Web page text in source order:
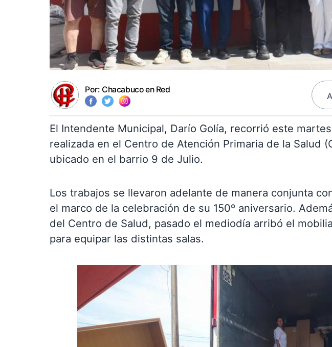
Por: Chacabuco en Red
El Intendente Municipal, Darío Golía, recorrió este
realizada en el Centro de Atención Primaria de la Salud
ubicado en el barrio 9 de Julio.
Los trabajos se llevaron adelante de manera conjunta
el marco de la celebración de su 150º aniversario.
del Centro de Salud, pasado el mediodía arribó el
para equipar las distintas salas.